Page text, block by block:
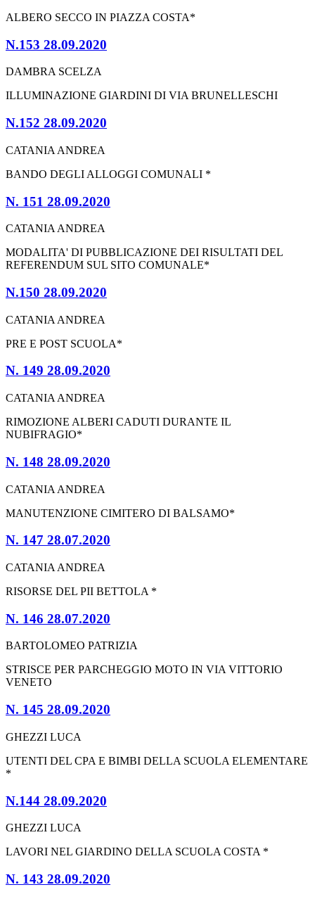
ALBERO SECCO IN PIAZZA COSTA*
N.153 28.09.2020
DAMBRA SCELZA
ILLUMINAZIONE GIARDINI DI VIA BRUNELLESCHI
N.152 28.09.2020
CATANIA ANDREA
BANDO DEGLI ALLOGGI COMUNALI *
N. 151 28.09.2020
CATANIA ANDREA
MODALITA' DI PUBBLICAZIONE DEI RISULTATI DEL
REFERENDUM SUL SITO COMUNALE*
N.150 28.09.2020
CATANIA ANDREA
PRE E POST SCUOLA*
N. 149 28.09.2020
CATANIA ANDREA
RIMOZIONE ALBERI CADUTI DURANTE IL
NUBIFRAGIO*
N. 148 28.09.2020
CATANIA ANDREA
MANUTENZIONE CIMITERO DI BALSAMO*
N. 147 28.07.2020
CATANIA ANDREA
RISORSE DEL PII BETTOLA *
N. 146 28.07.2020
BARTOLOMEO PATRIZIA
STRISCE PER PARCHEGGIO MOTO IN VIA VITTORIO
VENETO
N. 145 28.09.2020
GHEZZI LUCA
UTENTI DEL CPA E BIMBI DELLA SCUOLA ELEMENTARE
*
N.144 28.09.2020
GHEZZI LUCA
LAVORI NEL GIARDINO DELLA SCUOLA COSTA *
N. 143 28.09.2020